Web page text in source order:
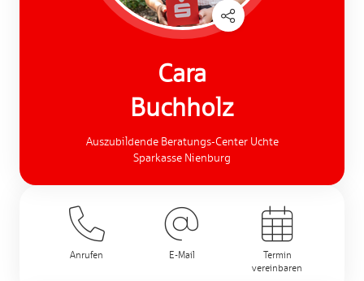
Cara
Buchholz
Auszubildende Beratungs-Center Uchte
Sparkasse Nienburg
Anrufen E-Mail
Termin
vereinbaren